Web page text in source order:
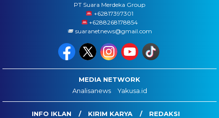
PT Suara Merdeka Group
‪+62817397301
+6288268178854
suaranetnews@gmail.com
MEDIA NETWORK
Analisanews
Yakusa.id
INFO IKLAN KIRIM KARYA REDAKSI